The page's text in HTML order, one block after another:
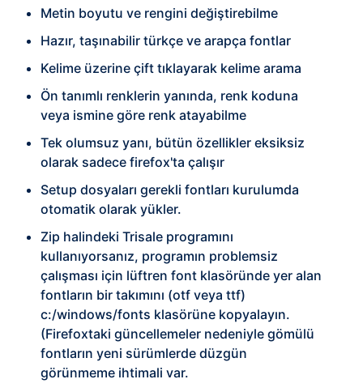
Metin boyutu ve rengini değiştirebilme
Hazır, taşınabilir türkçe ve arapça fontlar
Kelime üzerine çift tıklayarak kelime arama
Ön tanımlı renklerin yanında, renk koduna
veya ismine göre renk atayabilme
Tek olumsuz yanı, bütün özellikler eksiksiz
olarak sadece firefox'ta çalışır
Setup dosyaları gerekli fontları kurulumda
otomatik olarak yükler.
Zip halindeki Trisale programını
kullanıyorsanız, programın problemsiz
çalışması için lüftren font klasöründe yer alan
fontların bir takımını (otf veya ttf)
c:/windows/fonts klasörüne kopyalayın.
(Firefoxtaki güncellemeler nedeniyle gömülü
fontların yeni sürümlerde düzgün
görünmeme ihtimali var.